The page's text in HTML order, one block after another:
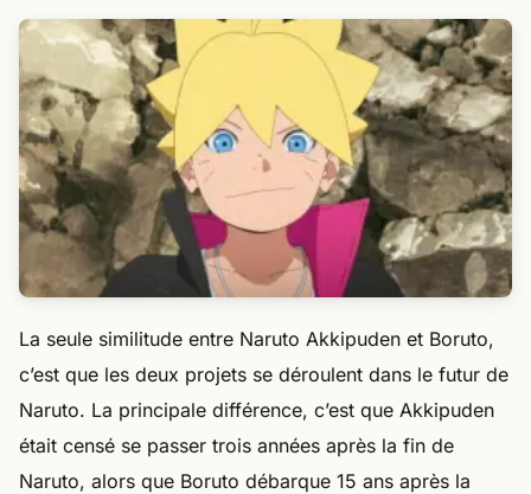
La seule similitude entre Naruto Akkipuden et Boruto,
c’est que les deux projets se déroulent dans le futur de
Naruto. La principale différence, c’est que Akkipuden
était censé se passer trois années après la fin de
Naruto, alors que Boruto débarque 15 ans après la